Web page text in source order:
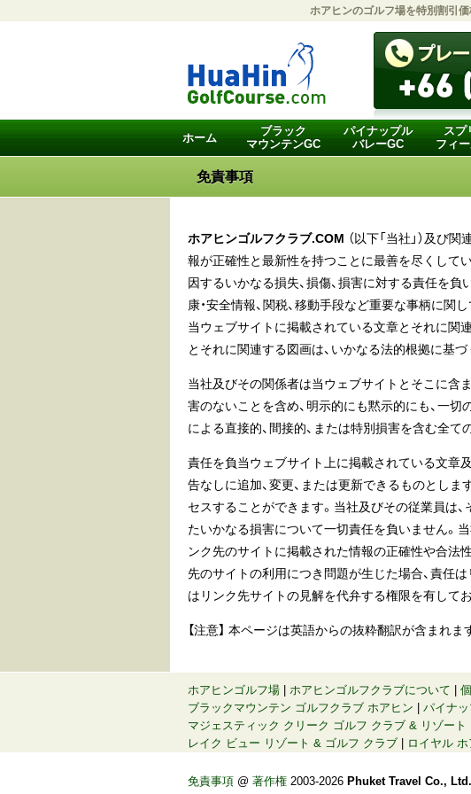
ホアヒンのゴルフ場を特別割引価
ホーム
ブラック
マウンテンGC
パイナップル
バレーGC
スプ
フィ
免責事項
ホアヒンゴルフクラブ.COM （以下「当社」）及び
報が正確性と最新性を持つことに最善を尽くして
因するいかなる損失、損傷、損害に対する責任を
康・安全情報、関税、移動手段など重要な事柄に
当ウェブサイトに掲載されている文章とそれに関
とそれに関連する図画は、いかなる法的根拠に基
当社及びその関係者は当ウェブサイトとそこに含
害のないことを含め、明示的にも黙示的にも、一
による直接的、間接的、または特別損害を含む全
責任を負当ウェブサイト上に掲載されている文章
告なしに追加、変更、または更新できるものとし
セスすることができます。当社及びその従業員は
たいかなる損害について一切責任を負いません。
ンク先のサイトに掲載された情報の正確性や合法
先のサイトの利用につき問題が生じた場合、責任
はリンク先サイトの見解を代弁する権限を有して
【注意】 本ページは英語からの抜粋翻訳が含まれ
ホアヒンゴルフ場 ホアヒンゴルフクラブについて
ブラックマウンテン ゴルフクラブ ホアヒン
パイナ
マジェスティック クリーク ゴルフ クラブ & リゾート
レイク ビュー リゾート & ゴルフ クラブ
ロイヤル
免責事項 @ 著作権 2003-2026 Phuket Travel Co., Ltd.